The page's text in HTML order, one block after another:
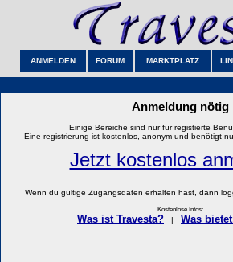
ANMELDEN FORUM MARKTPLATZ
Anmeldung nötig
Einige Bereiche sind nur für registierte
Eine registrierung ist kostenlos, anonym und benötigt
Jetzt kostenlos
Wenn du gültige Zugangsdaten erhalten hast, dann
Kostenlose Infos:
Was ist Travesta? Was